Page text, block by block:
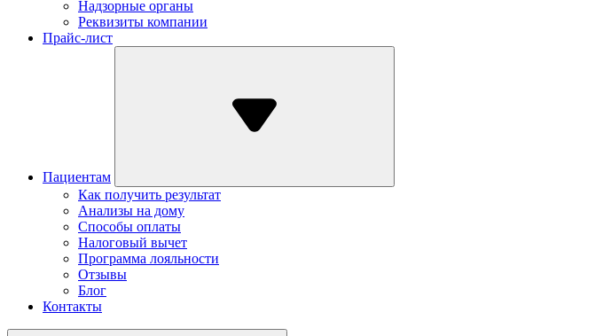
Надзорные органы
Реквизиты компании
Прайс-лист
Пациентам
Как получить результат
Анализы на дому
Способы оплаты
Налоговый вычет
Программа лояльности
Отзывы
Блог
Контакты